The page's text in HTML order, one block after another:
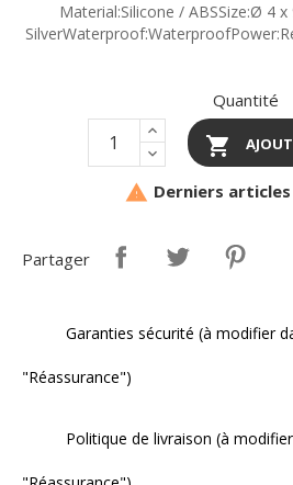
Material:Silicone / ABSSize:Ø 4
Quantité

 Derniers
Partager
Garanties sécurité (à modifier
"Réassurance")
Politique de livraison (à